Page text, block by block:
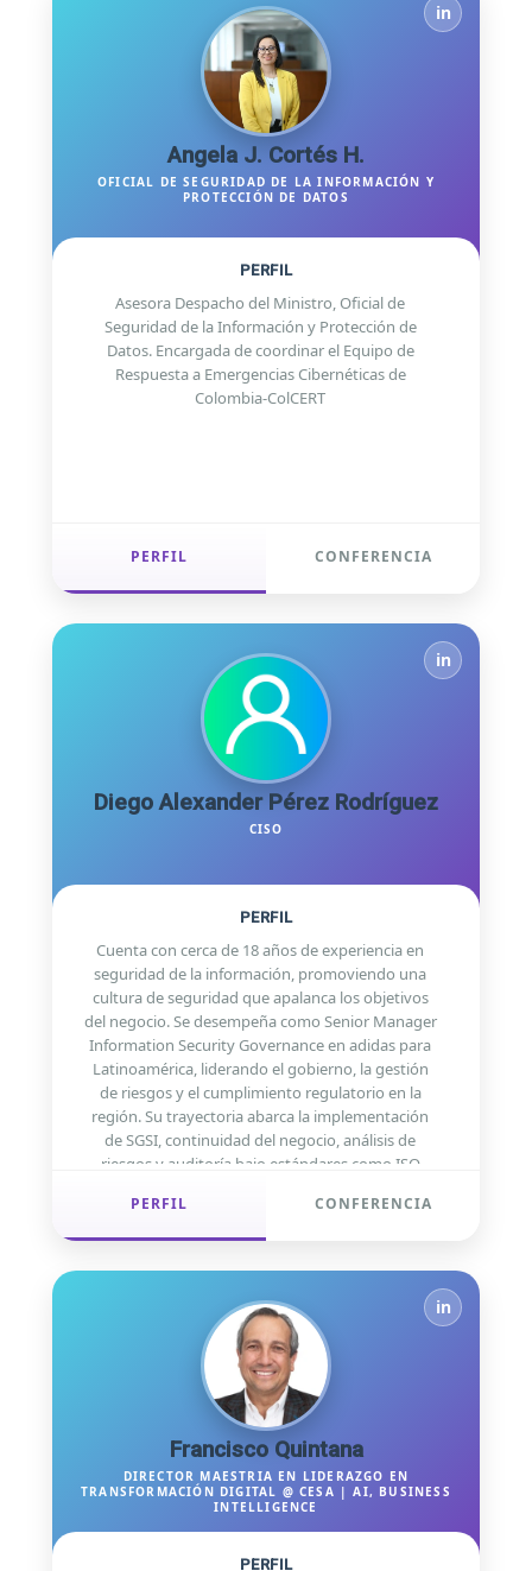
in
Angela J. Cortés H.
OFICIAL DE SEGURIDAD DE LA INFORMACIÓN Y
PROTECCIÓN DE DATOS
PERFIL
Asesora Despacho del Ministro, Oficial de
Seguridad de la Información y Protección de
Datos. Encargada de coordinar el Equipo de
Respuesta a Emergencias Cibernéticas de
Colombia-ColCERT
PERFIL CONFERENCIA
in
Diego Alexander Pérez Rodríguez
CISO
PERFIL
Cuenta con cerca de 18 años de experiencia en
seguridad de la información, promoviendo una
cultura de seguridad que apalanca los objetivos
del negocio. Se desempeña como Senior Manager
Information Security Governance en adidas para
Latinoamérica, liderando el gobierno, la gestión
de riesgos y el cumplimiento regulatorio en la
región. Su trayectoria abarca la implementación
de SGSI, continuidad del negocio, análisis de
riesgos y auditoría bajo estándares como ISO
enfoca su experiencia en la gobernanza de la
Inteligencia Artificial, traduciendo principios éticos
PERFIL CONFERENCIA
in
Francisco Quintana
DIRECTOR MAESTRIA EN LIDERAZGO EN
TRANSFORMACIÓN DIGITAL @ CESA | AI, BUSINESS
INTELLIGENCE
PERFIL